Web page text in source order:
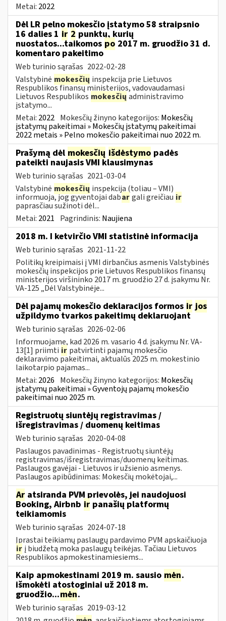
Metai: 2022
Dėl LR pelno mokesčio įstatymo 58 straipsnio
16 dalies 1 ir 2 punktų, kurių
nuostatos...taikomos po 2017 m. gruodžio 31 d.
komentaro pakeitimo
Web turinio sąrašas 2022-02-28
Valstybinė mokesčių inspekcija prie Lietuvos
Respublikos finansų ministerijos, vadovaudamasi
Lietuvos Respublikos mokesčių administravimo
įstatymo...
Metai: 2022 Mokesčių žinyno kategorijos: Mokesčių
įstatymų pakeitimai » Mokesčių įstatymų pakeitimai
2022 metais » Pelno mokesčio pakeitimai nuo 2022 m.
Prašymą dėl mokesčių išdėstymo padės
pateikti naujasis VMI klausimynas
Web turinio sąrašas 2021-03-04
Valstybinė mokesčių inspekcija (toliau – VMI)
informuoja, jog gyventojai dabargali greičiau ir
paprasčiau sužinoti dėl...
Metai: 2021 Pagrindinis: Naujiena
2018 m. I ketvirčio VMI statistinė informacija
Web turinio sąrašas 2021-11-22
Politikų kreipimaisi į VMI dirbančius asmenis Valstybinės
mokesčių inspekcijos prie Lietuvos Respublikos finansų
ministerijos viršininko 2017 m. gruodžio 27 d. įsakymu Nr.
VA-125 „Dėl Valstybinėje...
Dėl pajamų mokesčio deklaracijos formos ir jos
užpildymo tvarkos pakeitimų deklaruojant
Web turinio sąrašas 2026-02-06
Informuojame, kad 2026 m. vasario 4 d. įsakymu Nr. VA-
13[1] priimti ir patvirtinti pajamų mokesčio
deklaravimo pakeitimai, aktualūs 2025 m. mokestinio
laikotarpio pajamas...
Metai: 2026 Mokesčių žinyno kategorijos: Mokesčių
įstatymų pakeitimai » Gyventojų pajamų mokesčio
pakeitimai nuo 2025 m.
Registruotų siuntėjų registravimas /
išregistravimas / duomenų keitimas
Web turinio sąrašas 2020-04-08
Paslaugos pavadinimas - Registruotų siuntėjų
registravimas/išregistravimas/duomenų keitimas.
Paslaugos gavėjai - Lietuvos ir užsienio asmenys.
Paslaugos apibūdinimas: Mokesčių mokėtojai,...
Ar atsiranda PVM prievolės, jei naudojuosi
Booking, Airbnb ir panašių platformų
teikiamomis
Web turinio sąrašas 2024-07-18
Įprastai teikiamų paslaugų pardavimo PVM apskaičiuoja
ir į biudžetą moka paslaugų teikėjas. Tačiau Lietuvos
Respublikos apmokestinamiesiems...
Kaip apmokestinami 2019 m. sausio mėn.
išmokėti atostoginiai už 2018 m.
gruodžio...mėn.
Web turinio sąrašas 2019-03-12